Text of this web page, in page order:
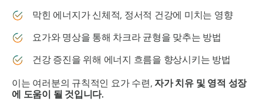
막힌 에너지가 신체적, 정서적 건강에 미치는 영향
요가와 명상을 통해 차크라 균형을 맞추는 방법
건강 증진을 위해 에너지 흐름을 향상시키는 방법
이는 여러분의 규칙적인 요가 수련,자가 치유 및 영적 성장
에 도움이 될 것입니다.